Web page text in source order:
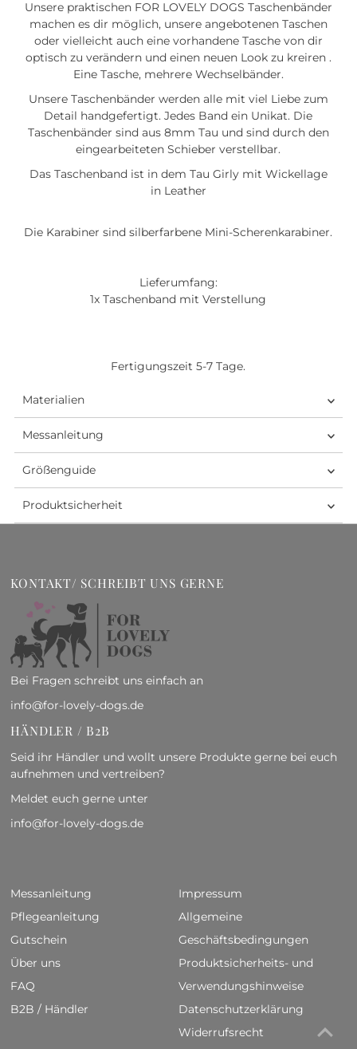
Unsere praktischen FOR LOVELY DOGS Taschenbänder
machen es dir möglich, unsere angebotenen Taschen
oder vielleicht auch eine vorhandene Tasche von dir
optisch zu verändern und einen neuen Look zu kreiren .
Eine Tasche, mehrere Wechselbänder.
Unsere Taschenbänder werden alle mit viel Liebe zum
Detail handgefertigt. Jedes Band ein Unikat. Die
Taschenbänder sind aus 8mm Tau und sind durch den
eingearbeiteten Schieber verstellbar.
Das Taschenband ist in dem Tau Girly mit Wickellage
in Leather
Die Karabiner sind silberfarbene Mini-Scherenkarabiner.
Lieferumfang:
1x Taschenband mit Verstellung
Fertigungszeit 5-7 Tage.
Materialien
Messanleitung
Größenguide
Produktsicherheit
KONTAKT/ SCHREIBT UNS GERNE
Bei Fragen schreibt uns einfach an
info@for-lovely-dogs.de
HÄNDLER / B2B
Seid ihr Händler und wollt unsere Produkte gerne bei euch
aufnehmen und vertreiben?
Meldet euch gerne unter
info@for-lovely-dogs.de
Messanleitung
Pflegeanleitung
Gutschein
Über uns
FAQ
B2B / Händler
Impressum
Allgemeine
Geschäftsbedingungen
Produktsicherheits- und
Verwendungshinweise
Datenschutzerklärung
Widerrufsrecht